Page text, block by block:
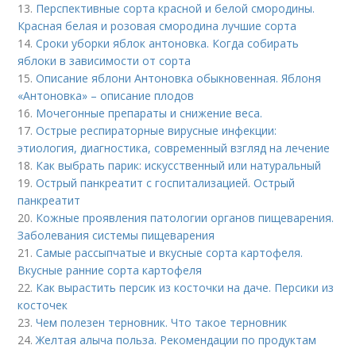
13. Перспективные сорта красной и белой смородины.
Красная белая и розовая смородина лучшие сорта
14.Сроки уборки яблок антоновка. Когда собирать
яблоки в зависимости от сорта
15.Описание яблони Антоновка обыкновенная. Яблоня
«Антоновка» – описание плодов
16. Мочегонные препараты и снижение веса.
17.Острые респираторные вирусные инфекции:
этиология, диагностика, современный взгляд на лечение
18. Как выбрать парик: искусственный или натуральный
19.Острый панкреатит с госпитализацией. Острый
панкреатит
20. Кожные проявления патологии органов пищеварения.
Заболевания системы пищеварения
21.Самые рассыпчатые и вкусные сорта картофеля.
Вкусные ранние сорта картофеля
22. Как вырастить персик из косточки на даче. Персики из
косточек
23.Чем полезен терновник. Что такое терновник
24.Желтая алыча польза. Рекомендации по продуктам